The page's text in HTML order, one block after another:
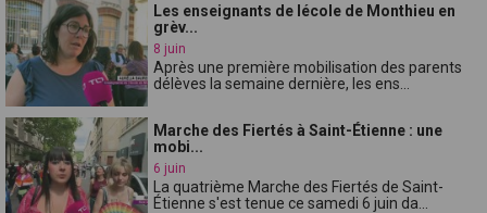
Les enseignants de lécole de Monthieu en
grèv...
8 juin
Après une première mobilisation des parents
délèves la semaine dernière, les ens...
Marche des Fiertés à Saint-Étienne : une
mobi...
6 juin
La quatrième Marche des Fiertés de Saint-
Étienne s'est tenue ce samedi 6 juin da...